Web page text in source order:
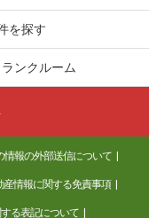
を探す
ンクルーム
情報の外部送信について
産情報に関する免責事項
る表記について